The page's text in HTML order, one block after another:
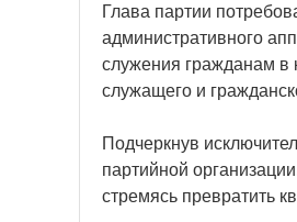
Глава партии
административного
служения гражданам в
служащего и
Подчеркнув
партийной
стремясь превратить